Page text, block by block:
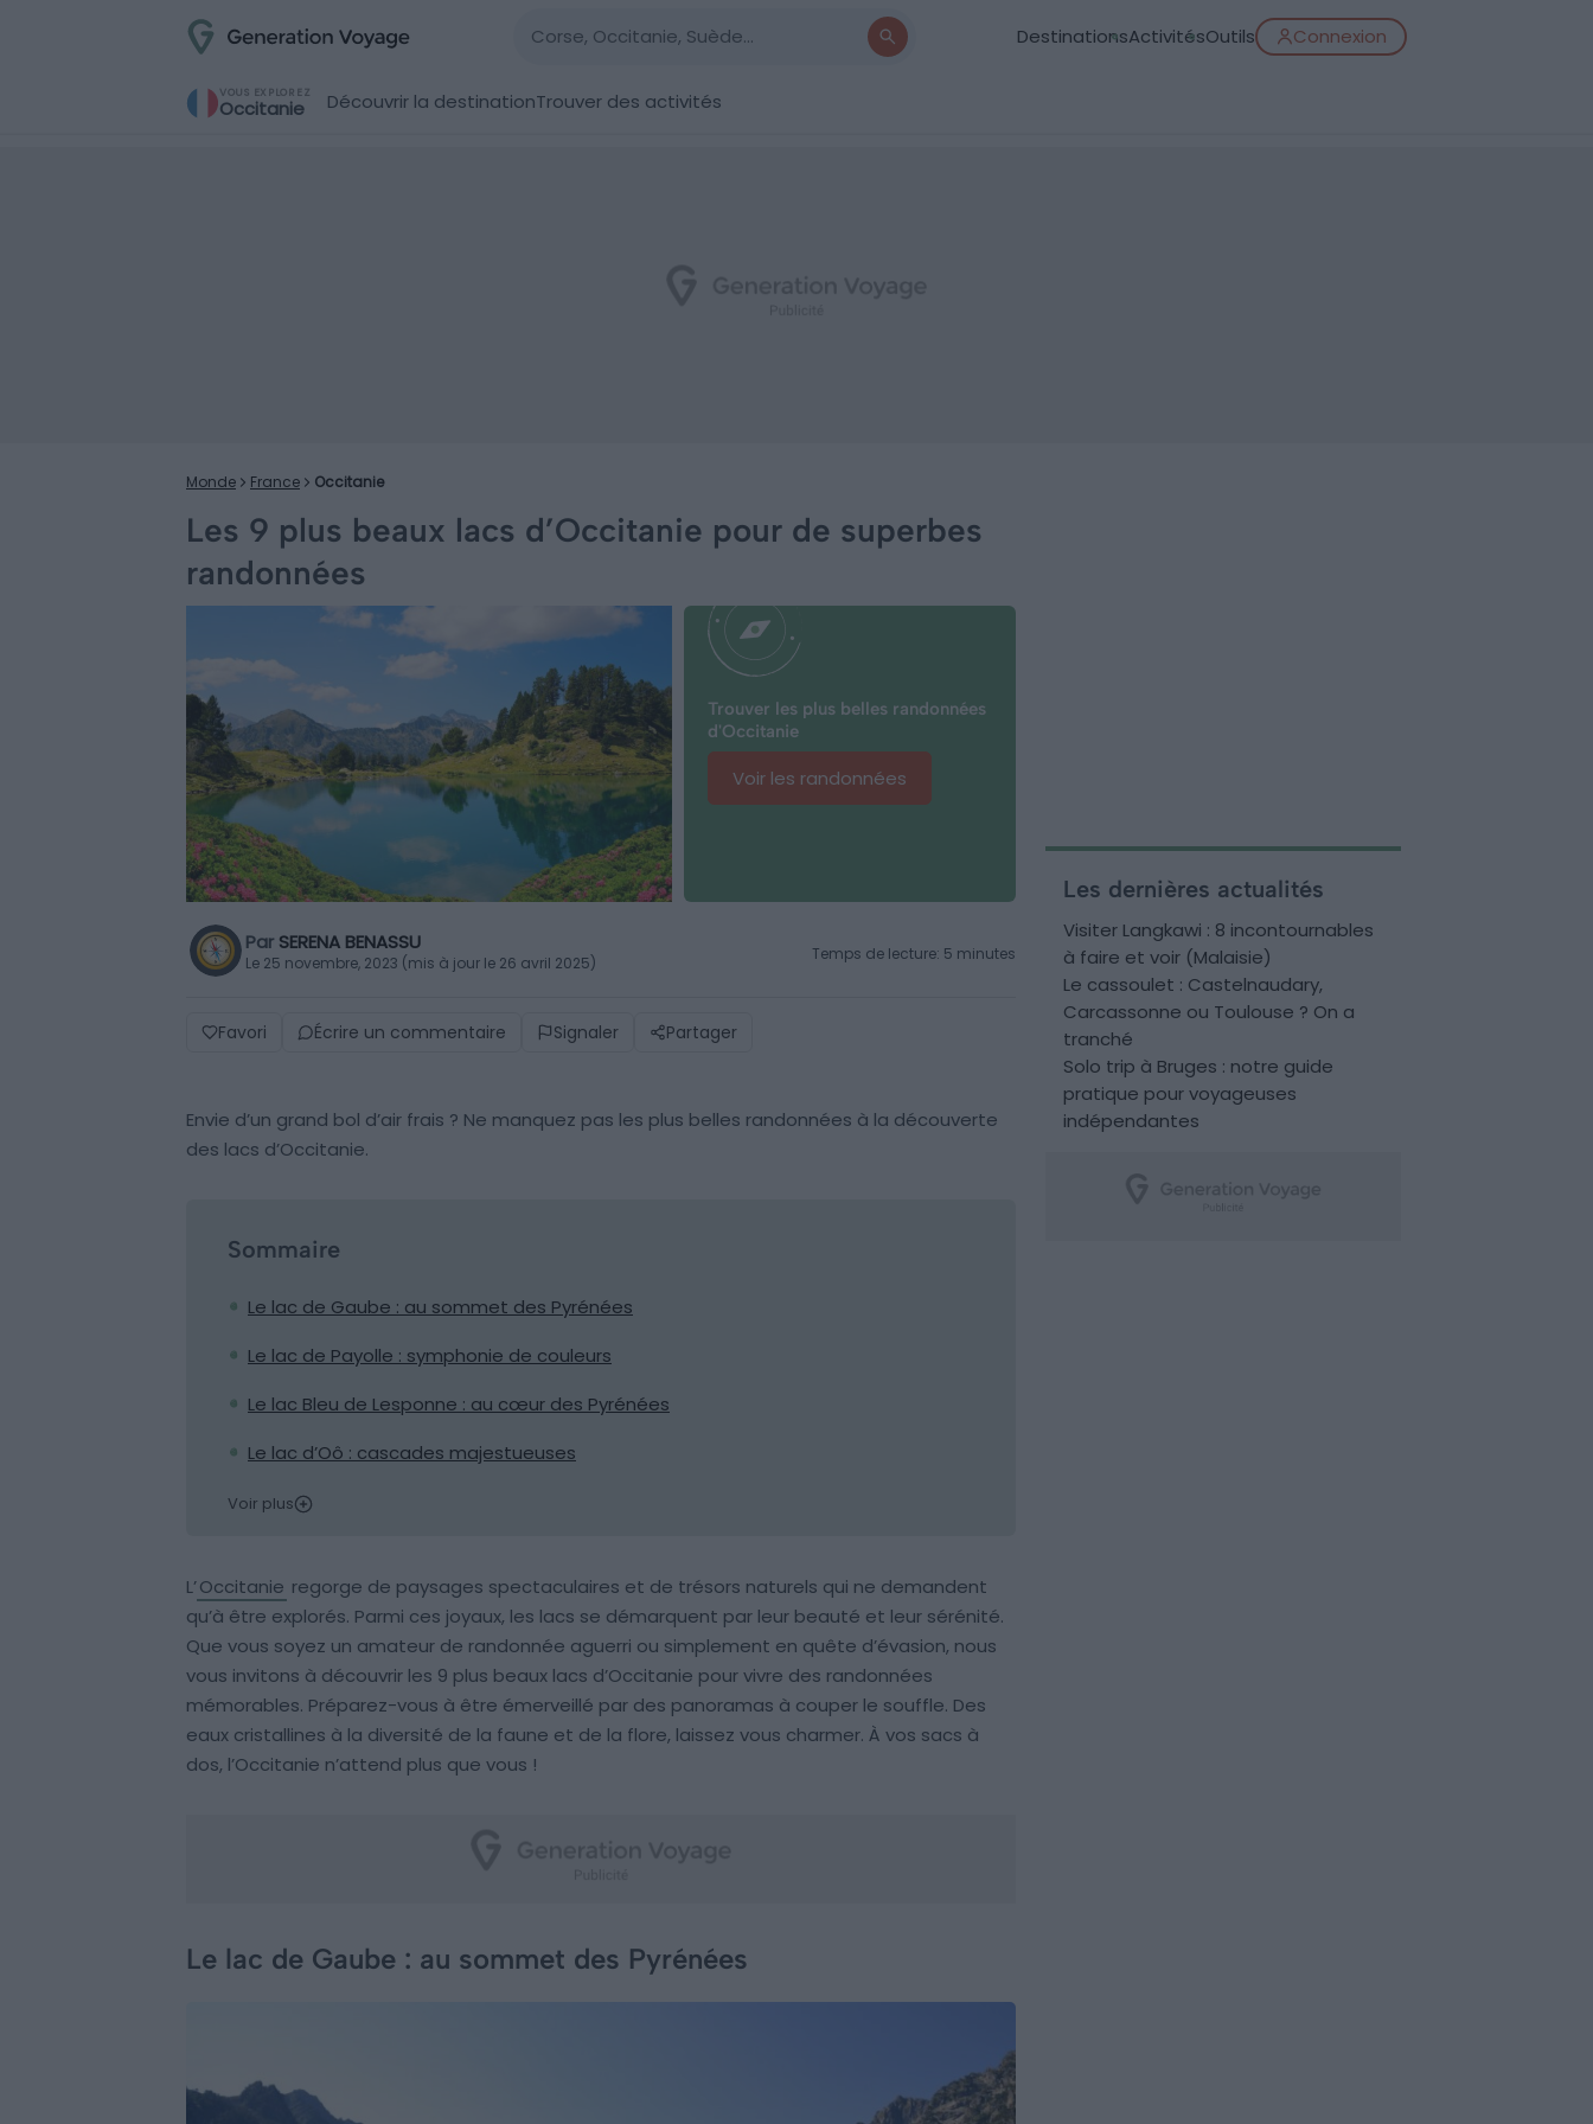
DestinationsActivitésOutils Connexion
VOUS EXPLOREZ
Occitanie Découvrir la destinationTrouver des activités
Monde France Occitanie
Les 9 plus beaux lacs d’Occitanie pour de superbes
randonnées
Trouver les plus belles randonnées
d'Occitanie
Voir les randonnées
Par SERENA BENASSU
Le 25 novembre, 2023 (mis à jour le 26 avril 2025) Temps de lecture: 5 minutes
Favori Écrire un commentaire Signaler Partager
Envie d’un grand bol d’air frais ? Ne manquez pas les plus belles randonnées à la découverte
des lacs d’Occitanie.
Sommaire
Le lac de Gaube : au sommet des Pyrénées
Le lac de Payolle : symphonie de couleurs
Le lac Bleu de Lesponne : au cœur des Pyrénées
Le lac d’Oô : cascades majestueuses
Voir plus
L’Occitanie regorge de paysages spectaculaires et de trésors naturels qui ne demandent
qu’à être explorés. Parmi ces joyaux, les lacs se démarquent par leur beauté et leur sérénité.
Que vous soyez un amateur de randonnée aguerri ou simplement en quête d’évasion, nous
vous invitons à découvrir les 9 plus beaux lacs d’Occitanie pour vivre des randonnées
mémorables. Préparez-vous à être émerveillé par des panoramas à couper le souffle. Des
eaux cristallines à la diversité de la faune et de la flore, laissez vous charmer. À vos sacs à
dos, l’Occitanie n’attend plus que vous !
Le lac de Gaube : au sommet des Pyrénées
Les dernières actualités
Visiter Langkawi : 8 incontournables
à faire et voir (Malaisie)
Le cassoulet : Castelnaudary,
Carcassonne ou Toulouse ? On a
tranché
Solo trip à Bruges : notre guide
pratique pour voyageuses
indépendantes